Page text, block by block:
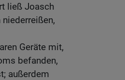
ließ Joasch
Geräte mit,
befanden,
außerdem